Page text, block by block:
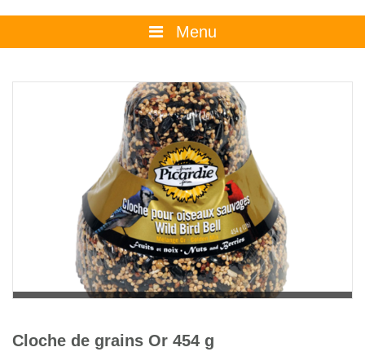
Menu
La boutique
Promotions et évènements
Conseils
Glossaire
Calendrier horticole
Emplois
Service à la clientèle
Nous joindre
Cloche de grains Or 454 g